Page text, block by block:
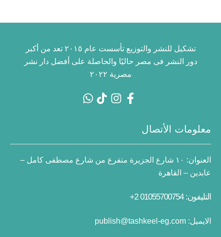
تشكيل للنشر والتوزيع تأسست عام ٢٠١٥ تعد من أكبر
دور النشر فى مصر حاليًا والحاصلة على أفضل دار نشر
مصرية ٢٠٢٢
معلومات الأتصال
العنوان:
١٠ شارع الجزيرة متفرع من شارع مصطفى كامل –
عابدين – القاهرة
التليفون: 01055700754 2+
الايميل: publish@tashkeel-eg.com